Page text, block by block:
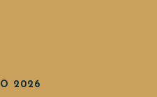
2026